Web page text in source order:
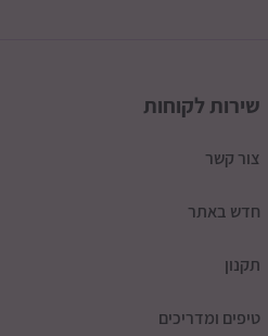
שירות לקוחות
צור קשר
חדש באתר
תקנון
טיפים ומדריכים